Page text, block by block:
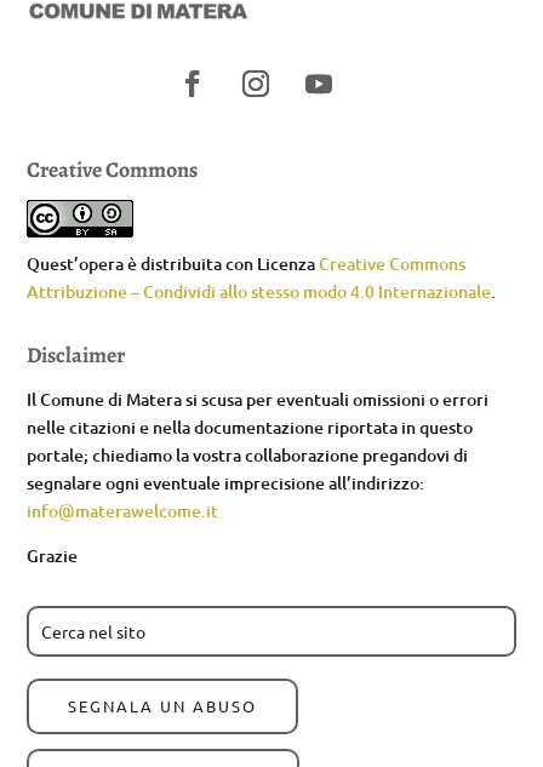
Creative Commons
Quest’opera è distribuita con LicenzaCreative Commons
Attribuzione – Condividi allo stesso modo 4.0 Internazionale.
Disclaimer
Il Comune di Matera si scusa per eventuali omissioni o errori
nelle citazioni e nella documentazione riportata in questo
portale; chiediamo la vostra collaborazione pregandovi di
segnalare ogni eventuale imprecisione all’indirizzo:
info@materawelcome.it
Grazie
SEGNALA UN ABUSO